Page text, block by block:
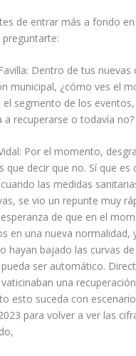
de entrar más a fondo
preguntarte:
Dentro de tus nuevas
municipal, ¿cómo ves el
el segmento de los
a recuperarse o todavía no?
Por el momento,
que decir que no. Sí que es
las medidas
se vio un repunte muy
de que en el
en una nueva normalidad,
hayan bajado las curvas
ser automático.
vaticinaban una
esto suceda con
para volver a ver las